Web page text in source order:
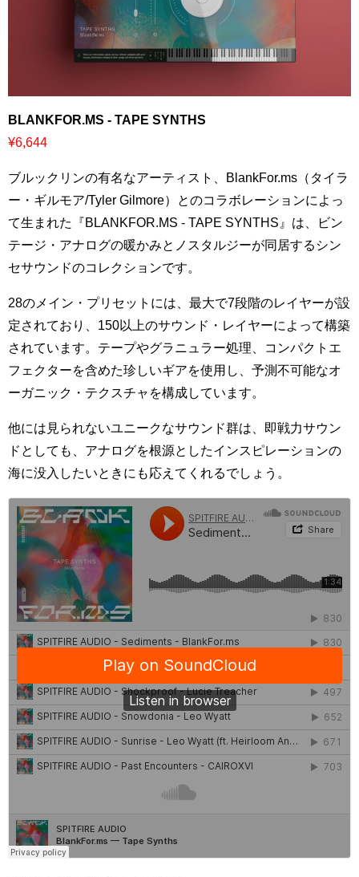
BLANKFOR.MS - TAPE SYNTHS
¥6,644
ブルックリンの有名なアーティスト、BlankFor.ms（タイラ
ー・ギルモア/Tyler Gilmore）とのコラボレーションによっ
て生まれた『BLANKFOR.MS - TAPE SYNTHS』は、ビン
テージ・アナログの暖かみとノスタルジーが同居するシン
セサウンドのコレクションです。
28のメイン・プリセットには、最大で7段階のレイヤーが設
定されており、150以上のサウンド・レイヤーによって構築
されています。テープやグラニュラー処理、コンパクトエ
フェクターを含めた珍しいギアを使用し、予測不可能なオ
ーガニック・テクスチャを構成しています。
他には見られないユニークなサウンド群は、即戦力サウン
ドとしても、アナログを根源としたインスピレーションの
海に没入したいときにも応えてくれるでしょう。